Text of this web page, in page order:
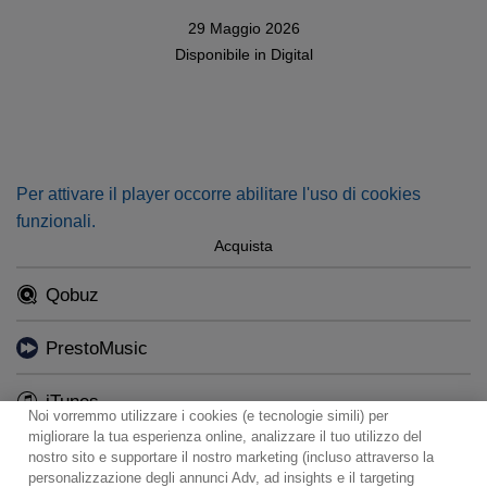
29 Maggio 2026
Disponibile in Digital
Per attivare il player occorre abilitare l'uso di cookies
funzionali.
Acquista
Qobuz
PrestoMusic
iTunes
Noi vorremmo utilizzare i cookies (e tecnologie simili) per
migliorare la tua esperienza online, analizzare il tuo utilizzo del
nostro sito e supportare il nostro marketing (incluso attraverso la
personalizzazione degli annunci Adv, ad insights e il targeting